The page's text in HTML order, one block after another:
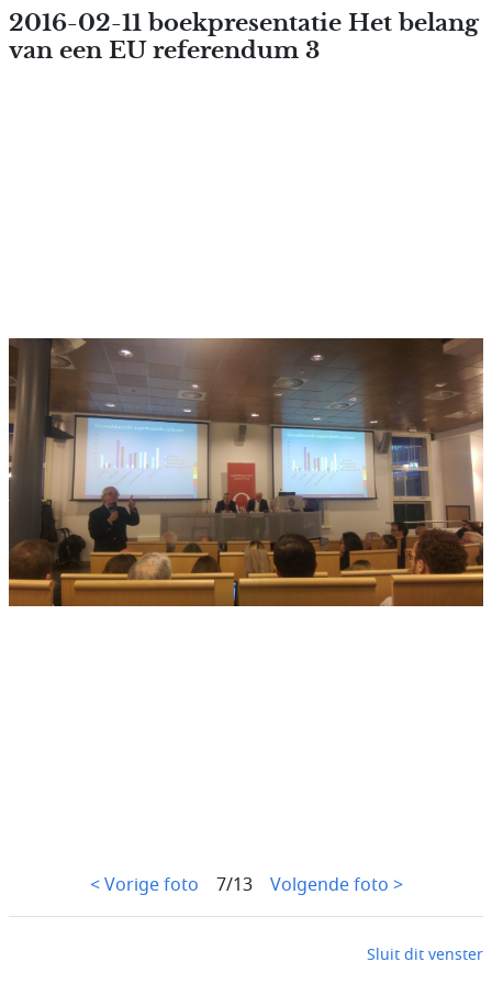
Overslaan en naar de inhoud
2016-02-11 boekpresentatie Het belang
van een EU referendum 3
< Vorige foto 7/13 Volgende foto >
Sluit dit venster